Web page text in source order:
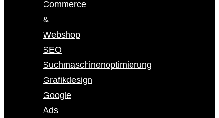
Commerce
&
Webshop
SEO
Suchmaschinenoptimierung
Grafikdesign
Google
Ads